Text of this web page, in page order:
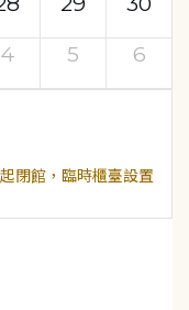
4 5 6
閉館，臨時櫃臺設置